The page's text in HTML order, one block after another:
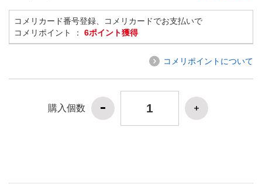
コメリカード番号登録、コメリカードでお支払いで
コメリポイント ： 6ポイント獲得
コメリポイントについて
購入個数